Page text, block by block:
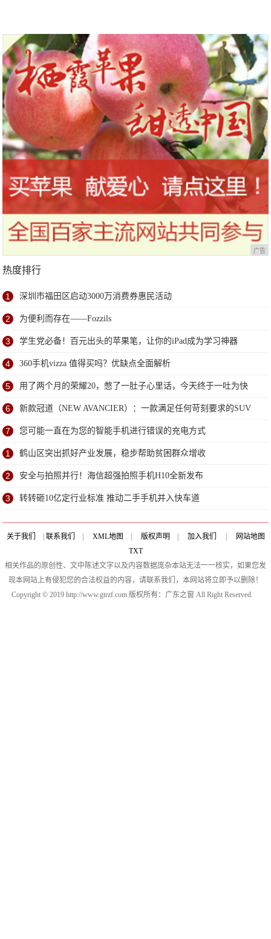
广告
热度排行
1 深圳市福田区启动3000万消费券惠民活动
2 为便利而存在——Fozzils
3 学生党必备！百元出头的苹果笔，让你的iPad成为学习神器
4 360手机vizza 值得买吗？优缺点全面解析
5 用了两个月的荣耀20，憋了一肚子心里话，今天终于一吐为快
6 新款冠道（NEW AVANCIER）：一款满足任何苛刻要求的SUV
7 您可能一直在为您的智能手机进行错误的充电方式
1 鹤山区突出抓好产业发展，稳步帮助贫困群众增收
2 安全与拍照并行！海信超强拍照手机H10全新发布
3 转转砸10亿定行业标准 推动二手手机并入快车道
关于我们 联系我们 XML地图 版权声明 加入我们
网站地图
TXT
相关作品的原创性、文中陈述文字以及内容数据庞杂本站无法一一核实，如果您发
现本网站上有侵犯您的合法权益的内容，请联系我们，本网站将立即予以删除！
Copyright © 2019 http://www.gtrzf.com 版权所有：广东之窗 All Right Reserved.